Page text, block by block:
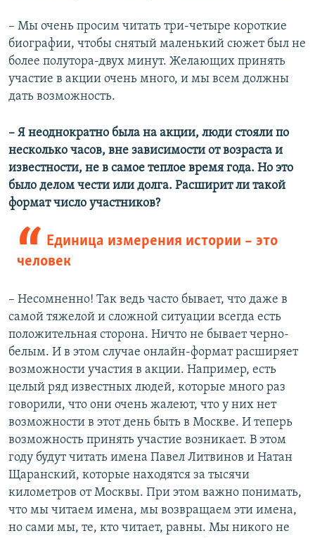
– Мы очень просим читать три-четыре короткие
биографии, чтобы снятый маленький сюжет был не
более полутора-двух минут. Желающих принять
участие в акции очень много, и мы всем должны
дать возможность.
–​ Я неоднократно была на акции, люди стояли по
несколько часов, вне зависимости от возраста и
известности, не в самое теплое время года. Но это
было делом чести или долга. Расширит ли такой
формат число участников?
Единица измерения истории – это
человек
– Несомненно! Так ведь часто бывает, что даже в
самой тяжелой и сложной ситуации всегда есть
положительная сторона. Ничто не бывает черно-
белым. И в этом случае онлайн-формат расширяет
возможности участия в акции. Например, есть
целый ряд известных людей, которые много раз
говорили, что они очень жалеют, что у них нет
возможности в этот день быть в Москве. И теперь
возможность принять участие возникает. В этом
году будут читать имена Павел Литвинов и Натан
Щаранский, которые находятся за тысячи
километров от Москвы. При этом важно понимать,
что мы читаем имена, мы возвращаем эти имена,
но сами мы, те, кто читает, равны. Мы никого не